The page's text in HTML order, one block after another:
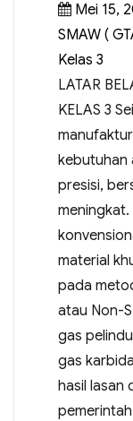
Mei 15,
SMAW (
Kelas 3
LATAR
KELAS 3
kebutuhan
presisi,
material
pada
atau Non-
gas
gas
hasil lasan